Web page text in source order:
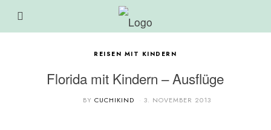
REISEN MIT KINDERN
Florida mit Kindern – Ausflüge
BY CUCHIKIND 3. NOVEMBER 2013